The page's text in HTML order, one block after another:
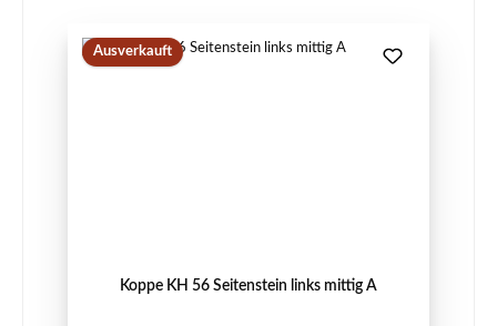
Ausverkauft
Koppe KH 56 Seitenstein links mittig A